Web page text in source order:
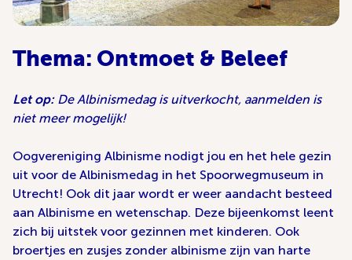
Thema: Ontmoet & Beleef
Let op:De Albinismedag is uitverkocht, aanmelden is
niet meer mogelijk!
Oogvereniging Albinisme nodigt jou en het hele gezin
uit voor de Albinismedag in het Spoorwegmuseum in
Utrecht! Ook dit jaar wordt er weer aandacht besteed
aan Albinisme en wetenschap. Deze bijeenkomst leent
zich bij uitstek voor gezinnen met kinderen. Ook
broertjes en zusjes zonder albinisme zijn van harte